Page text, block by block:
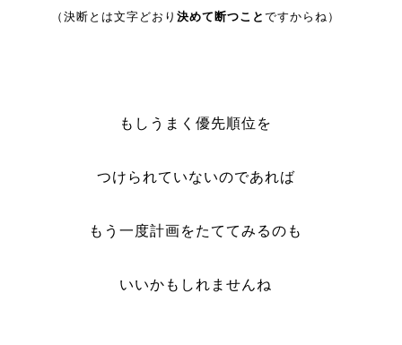
（決断とは文字どおり決めて断つことですからね）
もしうまく優先順位を
つけられていないのであれば
もう一度計画をたててみるのも
いいかもしれませんね